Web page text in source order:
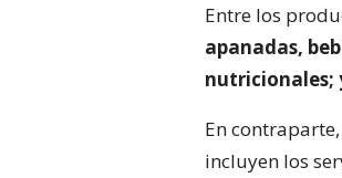
Entre los
apanadas,
nutricionales;
En
incluyen los